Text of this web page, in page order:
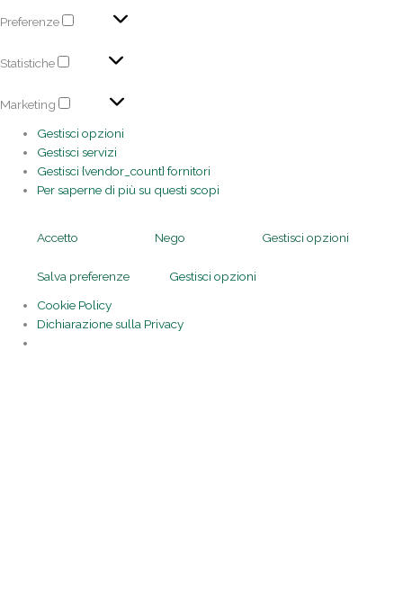
Preferenze
Statistiche
Marketing
Gestisci opzioni
Gestisci servizi
Gestisci {vendor_count} fornitori
Per saperne di più su questi scopi
Accetto Nego Gestisci opzioni
Salva preferenze
Gestisci opzioni
Cookie Policy
Dichiarazione sulla Privacy